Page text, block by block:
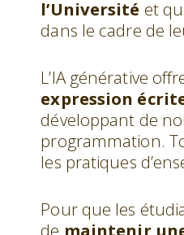
l’Université et
dans le cadre de
L’IA générative
expression
développant de
programmation.
les pratiques
Pour que les